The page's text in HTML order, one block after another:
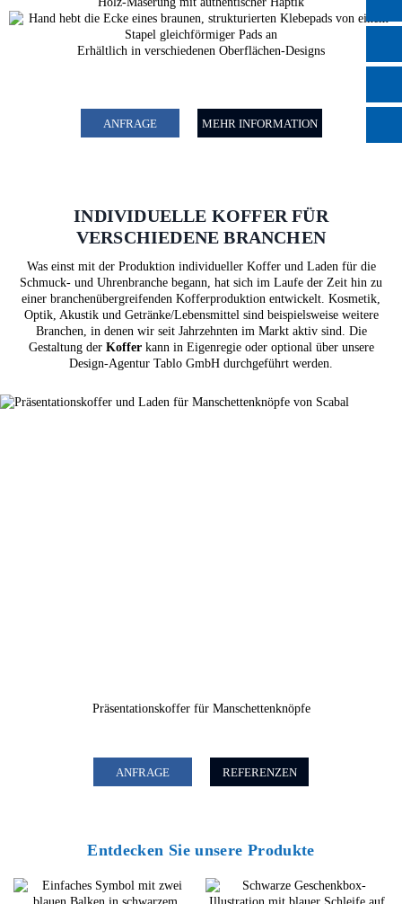
Erhältlich in verschiedenen Oberflächen-Designs
ANFRAGE MEHR INFORMATION
INDIVIDUELLE KOFFER FÜR
VERSCHIEDENE BRANCHEN
Was einst mit der Produktion individueller Koffer und Laden für die
Schmuck- und Uhrenbranche begann, hat sich im Laufe der Zeit hin zu
einer branchenübergreifenden Kofferproduktion entwickelt. Kosmetik,
Optik, Akustik und Getränke/Lebensmittel sind beispielsweise weitere
Branchen, in denen wir seit Jahrzehnten im Markt aktiv sind. Die
Gestaltung der Kofferkann in Eigenregie oder optional über unsere
Design-Agentur Tablo GmbH durchgeführt werden.
Präsentationskoffer für Manschettenknöpfe
ANFRAGE REFERENZEN
Entdecken Sie unsere Produkte